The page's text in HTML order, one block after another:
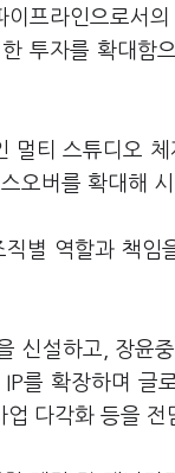
프라인으로서
투자를 확대함
멀티 스튜디오
오버를 확대해
별 역할과 책
신설하고, 장윤
를 확장하며 글
다각화 등을